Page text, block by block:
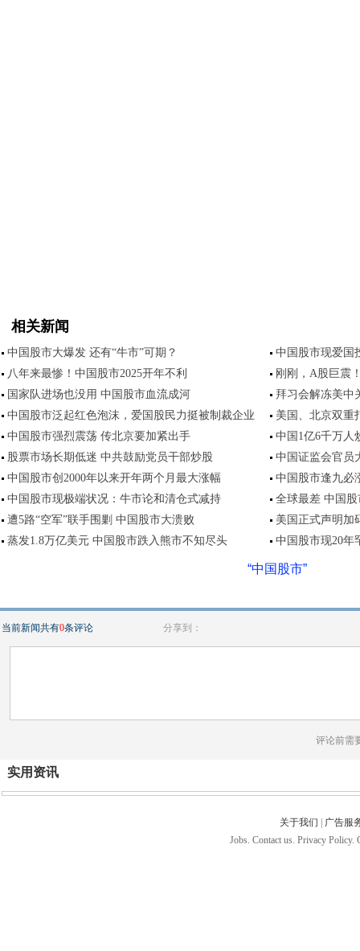
相关新闻
中国股市大爆发 还有“牛市”可期？
中国股市现爱国
八年来最惨！中国股市2025开年不利
刚刚，A股巨震
国家队进场也没用 中国股市血流成河
拜习会解冻美中
中国股市泛起红色泡沫，爱国股民力挺被制裁企业
美国、北京双重
中国股市强烈震荡 传北京要加紧出手
中国1亿6千万人
股票市场长期低迷 中共鼓励党员干部炒股
中国证监会官员
中国股市创2000年以来开年两个月最大涨幅
中国股市逢九必
中国股市现极端状况：牛市论和清仓式减持
全球最差 中国
遭5路“空军”联手围剿 中国股市大溃败
美国正式声明加
蒸发1.8万亿美元 中国股市跌入熊市不知尽头
中国股市现20年
“中国股市”
当前新闻共有0条评论 分享到：
评论前需
实用资讯
关于我们
广告服
Jobs. Contact us. Privacy